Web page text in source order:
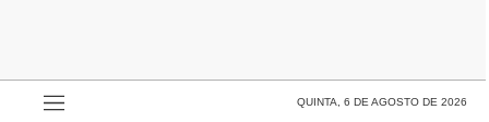
QUINTA, 6 DE AGOSTO DE 2026